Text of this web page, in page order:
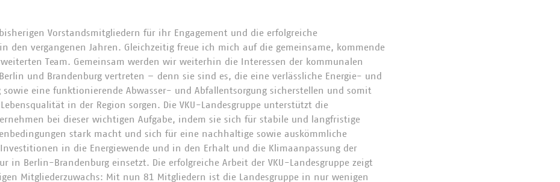
Vorstandsmitgliedern für ihr Engagement und die erfolgreiche
den vergangenen Jahren. Gleichzeitig freue ich mich auf die gemeinsame, kommende
Team. Gemeinsam werden wir weiterhin die Interessen der kommunalen
und Brandenburg vertreten – denn sie sind es, die eine verlässliche Energie- und
sowie eine funktionierende Abwasser- und Abfallentsorgung sicherstellen und somit
in der Region sorgen. Die VKU-Landesgruppe unterstützt die
bei dieser wichtigen Aufgabe, indem sie sich für stabile und langfristige
stark macht und sich für eine nachhaltige sowie auskömmliche
in die Energiewende und in den Erhalt und die Klimaanpassung der
in Berlin-Brandenburg einsetzt. Die erfolgreiche Arbeit der VKU-Landesgruppe zeigt
Mitgliederzuwachs: Mit nun 81 Mitgliedern ist die Landesgruppe in nur wenigen